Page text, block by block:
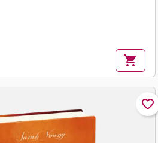
shopping_cart
favorite_border